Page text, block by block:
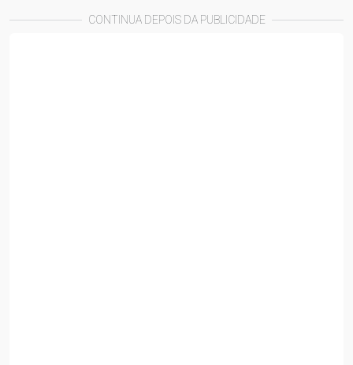
CONTINUA DEPOIS DA PUBLICIDADE